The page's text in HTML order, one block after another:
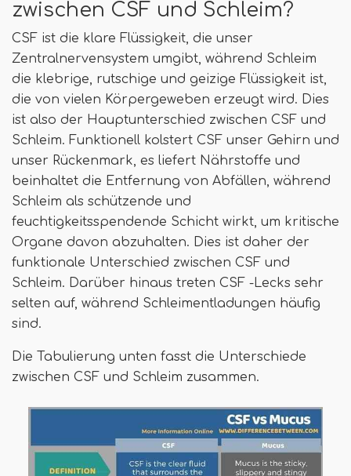
zwischen CSF und Schleim?
CSF ist die klare Flüssigkeit, die unser
Zentralnervensystem umgibt, während Schleim
die klebrige, rutschige und geizige Flüssigkeit ist,
die von vielen Körpergeweben erzeugt wird. Dies
ist also der Hauptunterschied zwischen CSF und
Schleim. Funktionell kolstert CSF unser Gehirn und
unser Rückenmark, es liefert Nährstoffe und
beinhaltet die Entfernung von Abfällen, während
Schleim als schützende und
feuchtigkeitsspendende Schicht wirkt, um kritische
Organe davon abzuhalten. Dies ist daher der
funktionale Unterschied zwischen CSF und
Schleim. Darüber hinaus treten CSF -Lecks sehr
selten auf, während Schleimentladungen häufig
sind.
Die Tabulierung unten fasst die Unterschiede
zwischen CSF und Schleim zusammen.